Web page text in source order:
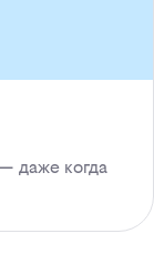
даже когда